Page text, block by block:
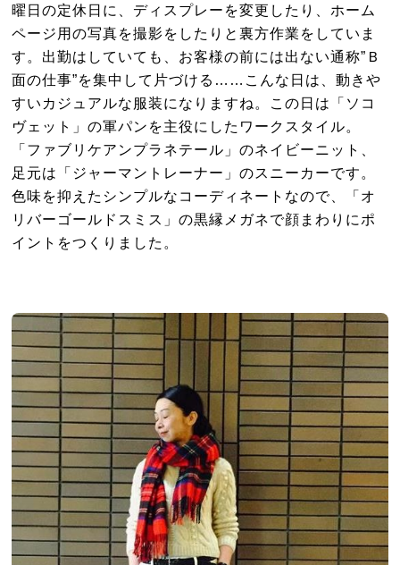
曜日の定休日に、ディスプレーを変更したり、ホーム
ページ用の写真を撮影をしたりと裏方作業をしていま
す。出勤はしていても、お客様の前には出ない通称”Ｂ
面の仕事”を集中して片づける……こんな日は、動きや
すいカジュアルな服装になりますね。この日は「ソコ
ヴェット」の軍パンを主役にしたワークスタイル。
「ファブリケアンプラネテール」のネイビーニット、
足元は「ジャーマントレーナー」のスニーカーです。
色味を抑えたシンプルなコーディネートなので、「オ
リバーゴールドスミス」の黒縁メガネで顔まわりにポ
イントをつくりました。